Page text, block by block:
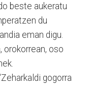
beste aukeratu
du
eman digu.
orokorrean, oso
gogorra